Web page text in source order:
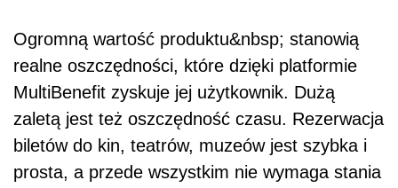
Ogromną wartość produktu&nbsp; stanowią
realne oszczędności, które dzięki platformie
MultiBenefit zyskuje jej użytkownik. Dużą
zaletą jest też oszczędność czasu. Rezerwacja
biletów do kin, teatrów, muzeów jest szybka i
prosta, a przede wszystkim nie wymaga stania